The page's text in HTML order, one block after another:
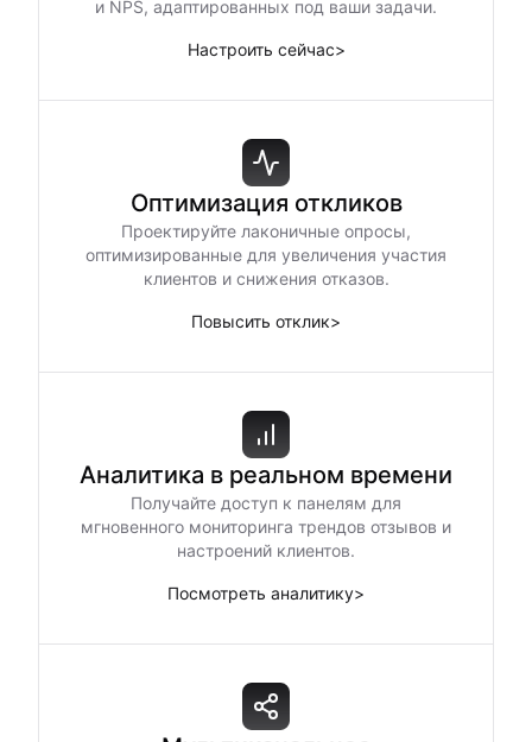
и NPS, адаптированных под ваши задачи.
Настроить сейчас>
Оптимизация откликов
Проектируйте лаконичные опросы,
оптимизированные для увеличения участия
клиентов и снижения отказов.
Повысить отклик>
Аналитика в реальном времени
Получайте доступ к панелям для
мгновенного мониторинга трендов отзывов и
настроений клиентов.
Посмотреть аналитику>